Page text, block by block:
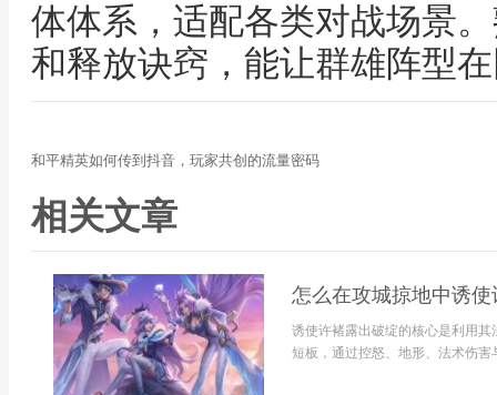
体体系，适配各类对战场景
和释放诀窍，能让群雄阵型
和平精英如何传到抖音，玩家共创的流量密码
相关文章
怎么在攻城掠地中诱
诱使许褚露出破绽的核心是利用
短板，通过控怒、地形、法术伤